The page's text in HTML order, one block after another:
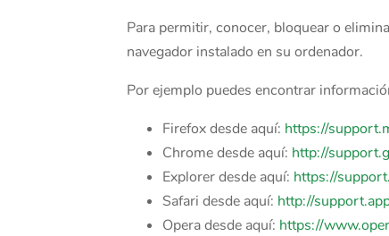
Para permitir, conocer, bloquear o
navegador instalado en su ordenador.
Por ejemplo puedes encontrar
Firefox desde aquí: https://
Chrome desde aquí: http://
Explorer desde aquí: https://
Safari desde aquí: http://
Opera desde aquí: https://